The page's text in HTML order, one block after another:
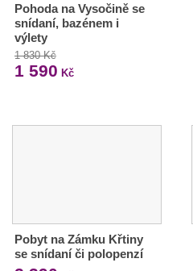
Pohoda na Vysočině se
snídaní, bazénem i
výlety
1 830 Kč
1 590 Kč
Pobyt na Zámku Křtiny
se snídaní či polopenzí